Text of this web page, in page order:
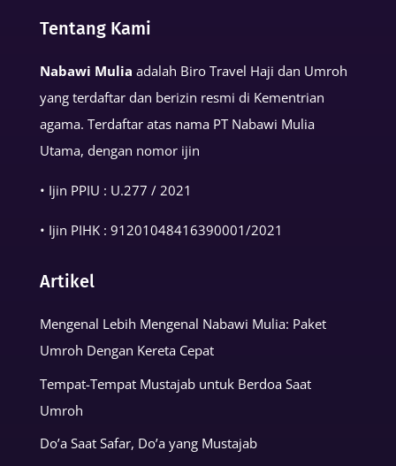
Muslim
Tentang Kami
Nabawi Mulia adalah Biro Travel Haji dan Umroh
yang terdaftar dan berizin resmi di Kementrian
agama. Terdaftar atas nama PT Nabawi Mulia
Utama, dengan nomor ijin
• Ijin PPIU : U.277 / 2021
• Ijin PIHK : 91201048416390001/2021
Artikel
Mengenal Lebih Mengenal Nabawi Mulia: Paket
Umroh Dengan Kereta Cepat
Tempat-Tempat Mustajab untuk Berdoa Saat
Umroh
Do’a Saat Safar, Do’a yang Mustajab